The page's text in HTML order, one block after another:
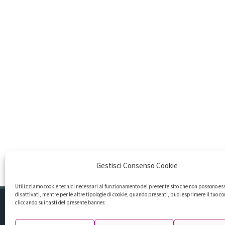
Gestisci Consenso Cookie
Utilizziamo cookie tecnici necessari al funzionamento del presente sito che non possono
disattivati, mentre per le altre tipologie di cookie, quando presenti, puoi esprimere il tuo
cliccando sui tasti del presente banner.